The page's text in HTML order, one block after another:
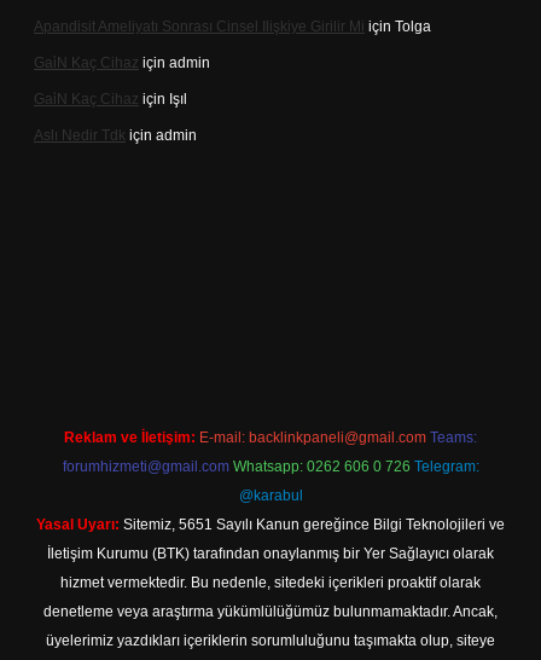
Apandisit Ameliyatı Sonrası Cinsel Ilişkiye Girilir Mi için Tolga
Gai̇N Kaç Cihaz için admin
Gai̇N Kaç Cihaz için Işıl
Aslı Nedir Tdk için admin
Reklam ve İletişim: E-mail: backlinkpaneli@gmail.com Teams:
forumhizmeti@gmail.com Whatsapp: 0262 606 0 726 Telegram:
@karabul
Yasal Uyarı: Sitemiz, 5651 Sayılı Kanun gereğince Bilgi Teknolojileri ve
İletişim Kurumu (BTK) tarafından onaylanmış bir Yer Sağlayıcı olarak
hizmet vermektedir. Bu nedenle, sitedeki içerikleri proaktif olarak
denetleme veya araştırma yükümlülüğümüz bulunmamaktadır. Ancak,
üyelerimiz yazdıkları içeriklerin sorumluluğunu taşımakta olup, siteye